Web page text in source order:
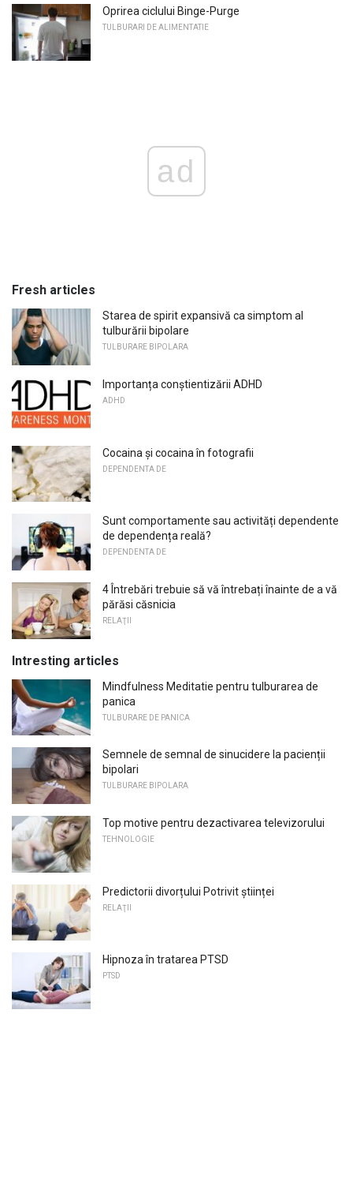
Oprirea ciclului Binge-Purge
TULBURARI DE ALIMENTATIE
ad
Fresh articles
Starea de spirit expansivă ca simptom al
tulburării bipolare
TULBURARE BIPOLARA
Importanța conștientizării ADHD
ADHD
Cocaina și cocaina în fotografii
DEPENDENTA DE
Sunt comportamente sau activități dependente
de dependența reală?
DEPENDENTA DE
4 Întrebări trebuie să vă întrebați înainte de a vă
părăsi căsnicia
RELAŢII
Intresting articles
Mindfulness Meditatie pentru tulburarea de
panica
TULBURARE DE PANICA
Semnele de semnal de sinucidere la pacienții
bipolari
TULBURARE BIPOLARA
Top motive pentru dezactivarea televizorului
TEHNOLOGIE
Predictorii divorțului Potrivit științei
RELAŢII
Hipnoza în tratarea PTSD
PTSD